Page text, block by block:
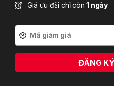
Giá ưu đãi chỉ còn 1 ngày
ĐĂNG